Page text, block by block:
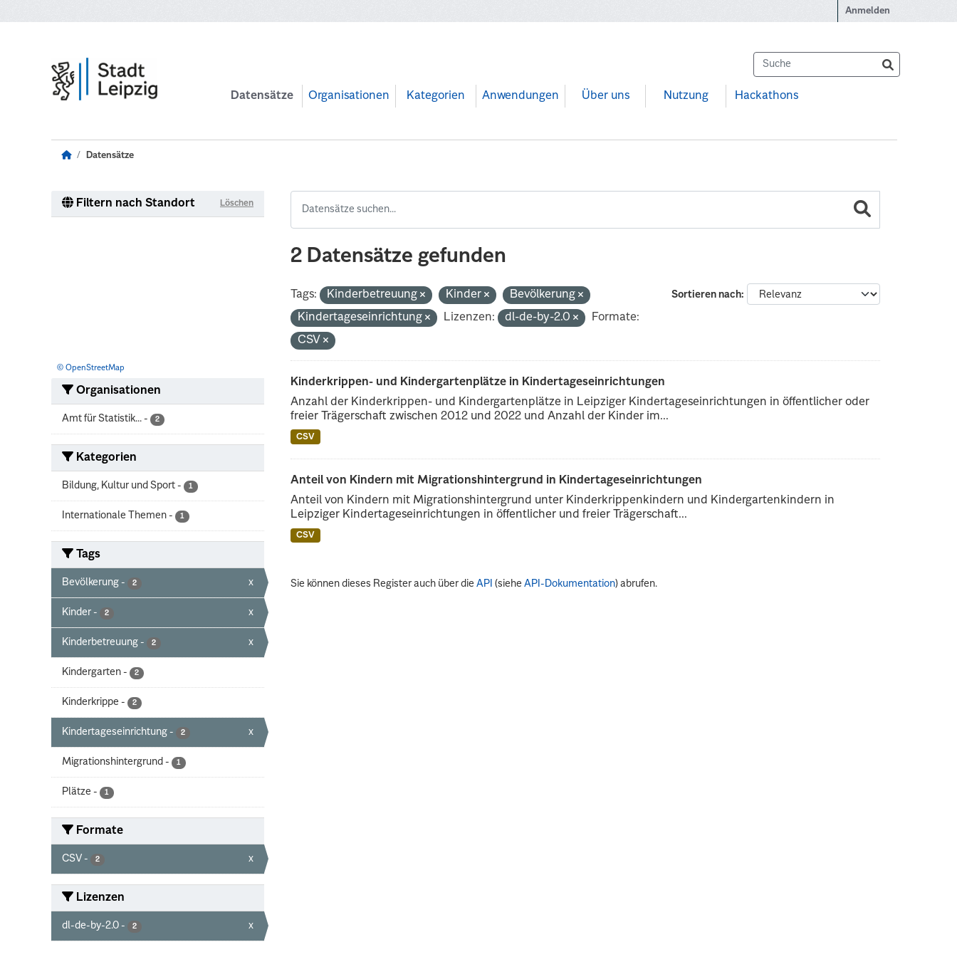
Anmelden
Datensätze Organisationen Kategorien Anwendungen Über uns Nutzung Hackathons
Datensätze
Filtern nach Standort Löschen
© OpenStreetMap
Organisationen
Amt für Statistik... - 2
Kategorien
Bildung, Kultur und Sport - 1
Internationale Themen - 1
Tags
Bevölkerung - 2 x
Kinder - 2 x
Kinderbetreuung - 2 x
Kindergarten - 2
Kinderkrippe - 2
Kindertageseinrichtung - 2 x
Migrationshintergrund - 1
Plätze - 1
Formate
CSV - 2 x
Lizenzen
dl-de-by-2.0 - 2 x
2 Datensätze gefunden
Sortieren nach
Tags: Kinderbetreuung Kinder
Bevölkerung
Kindertageseinrichtung
Lizenzen: dl-de-by-2.0
Formate:
CSV
Kinderkrippen- und Kindergartenplätze in Kindertageseinrichtungen
Anzahl der Kinderkrippen- und Kindergartenplätze in Leipziger Kindertageseinrichtungen in öffentlicher oder
freier Trägerschaft zwischen 2012 und 2022 und Anzahl der Kinder im...
CSV
Anteil von Kindern mit Migrationshintergrund in Kindertageseinrichtungen
Anteil von Kindern mit Migrationshintergrund unter Kinderkrippenkindern und Kindergartenkindern in
Leipziger Kindertageseinrichtungen in öffentlicher und freier Trägerschaft...
CSV
Sie können dieses Register auch über dieAPI (sieheAPI-Dokumentation) abrufen.